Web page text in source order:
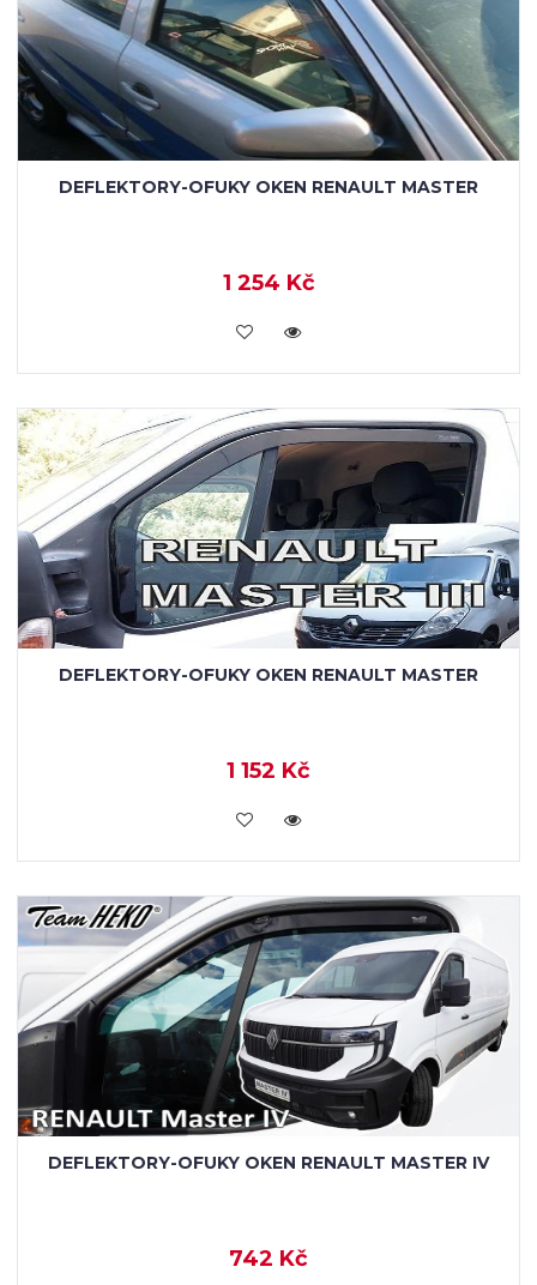
DEFLEKTORY-OFUKY OKEN RENAULT MASTER
1 254 Kč
KOUPIT
DEFLEKTORY-OFUKY OKEN RENAULT MASTER
1 152 Kč
KOUPIT
DEFLEKTORY-OFUKY OKEN RENAULT MASTER IV
742 Kč